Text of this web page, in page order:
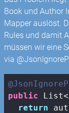
Book und Author
Mapper auslöst.
Rules und damit
müssen wir eine
via
public
return